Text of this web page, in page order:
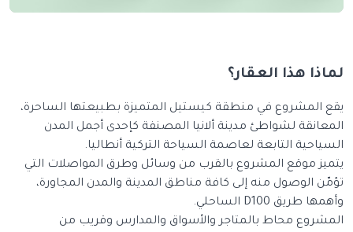
لماذا هذا العقار؟
يقع المشروع في منطقة كيستيل المتميزة بطبيعتها الساحرة،
المعانقة لشواطئ مدينة ألانيا المصنفة كإحدى أجمل المدن
السياحية التابعة لعاصمة السياحة التركية أنطاليا.
يتميز موقع المشروع بالقرب من وسائل وطرق المواصلات التي
تؤمّن الوصول منه إلى كافة مناطق المدينة والمدن المجاورة،
وأهمها طريق D100 الساحلي.
المشروع محاط بالمتاجر والأسواق والمدارس وقريب من